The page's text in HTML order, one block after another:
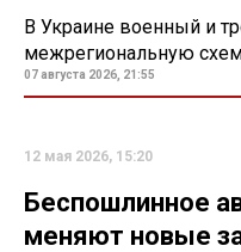
В Украине военный и
межрегиональную
07 августа 2026, 21:55
12 мая 2026, 15:20
Беспошлинное
меняют новые